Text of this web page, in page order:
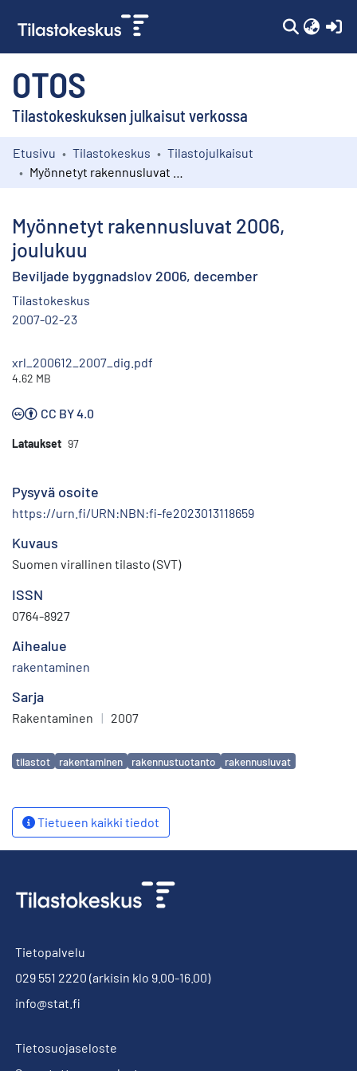
OTOS
Tilastokeskuksen julkaisut verkossa
Kokoelmat
Etusivu Tilastokeskus
Tilastojulkaisut
Myönnetyt rakennusluvat 2006,
joulukuu
Beviljade byggnadslov 2006, december
Tilastokeskus
2007-02-23
xrl_200612_2007_dig.pdf
4.62 MB
CC BY 4.0
Lataukset 97
Pysyvä osoite
https://urn.fi/URN:NBN:fi-fe2023013118659
Kuvaus
Suomen virallinen tilasto (SVT)
ISSN
0764-8927
Aihealue
rakentaminen
Sarja
Rakentaminen | 2007
Avainsanat
tilastot rakentaminen rakennustuotanto rakennusluvat
Tietueen kaikki tiedot
Tietopalvelu
029 551 2220 (arkisin klo 9.00-16.00)
info@stat.fi
Tietosuojaseloste